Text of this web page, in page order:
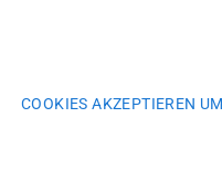
COOKIES AKZEPTIEREN